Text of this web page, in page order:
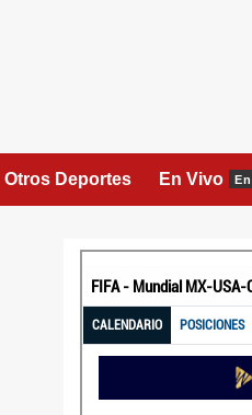
Otros Deportes En Vivo